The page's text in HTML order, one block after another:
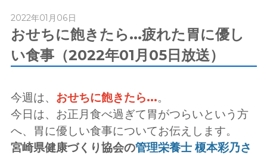
2022年01月06日
おせちに飽きたら...疲れた胃に優し
い食事（2022年01月05日放送）
今週は、 おせちに飽きたら...。
今日は、お正月食べ過ぎて胃がつらいという方
へ、胃に優しい食事についてお伝えします。
宮崎県健康づくり協会の管理栄養士 榎本彩乃さ